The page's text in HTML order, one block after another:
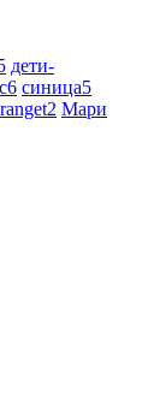
дети-
6 синица5
2 Мари